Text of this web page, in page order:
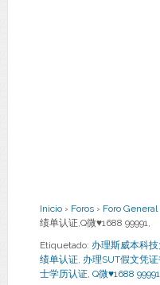
Inicio › Foros › Foro General
绩单认证,Q微♥1688 99991,
Etiquetado: 办理斯威本科
绩单认证, 办理SUT假文凭
士学历认证, Q微♥1688 99991